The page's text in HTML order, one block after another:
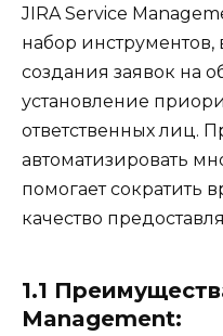
JIRA Service
набор
создания заявок на
установление
ответственных лиц.
автоматизировать
помогает сократить
качество
1.1
Management: